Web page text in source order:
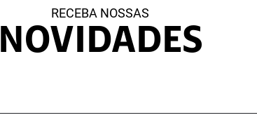
RECEBA NOSSAS
NOVIDADES